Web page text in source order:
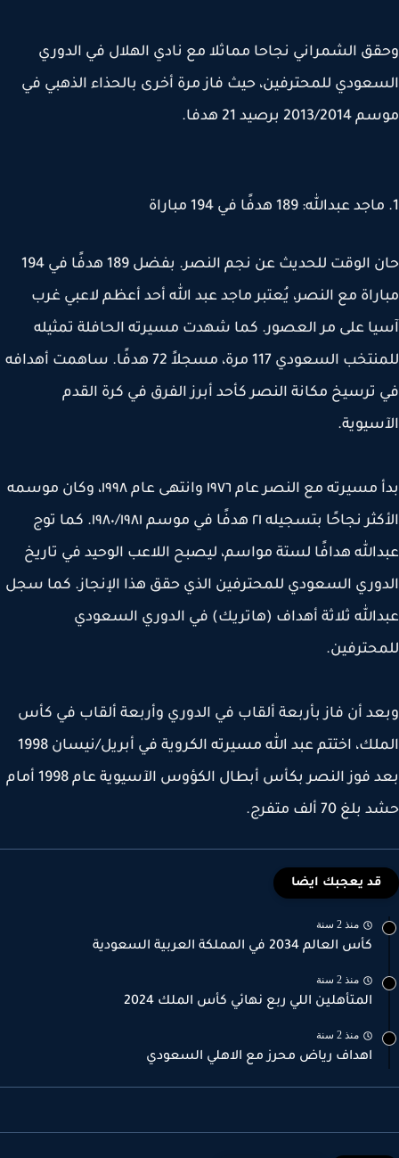
الشمراني نجاحا مماثلا مع نادي الهلال في الدوري
للمحترفين، حيث فاز مرة أخرى بالحذاء الذهبي في
برصيد 21 هدفا.
حان الوقت للحديث عن نجم النصر. بفضل 189 هدفًا في 194
مع النصر، يُعتبر ماجد عبد الله أحد أعظم لاعبي غرب
على مر العصور. كما شهدت مسيرته الحافلة تمثيله
للمنتخب السعودي 117 مرة، مسجلاً 72 هدفًا. ساهمت أهدافه
ترسيخ مكانة النصر كأحد أبرز الفرق في كرة القدم
بدأ مسيرته مع النصر عام ١٩٧٦ وانتهى عام ١٩٩٨، وكان موسمه
الأكثر نجاحًا بتسجيله ٢١ هدفًا في موسم ١٩٨٠/١٩٨١. كما توج
هدافًا لستة مواسم، ليصبح اللاعب الوحيد في تاريخ
السعودي للمحترفين الذي حقق هذا الإنجاز. كما سجل
ثلاثة أهداف (هاتريك) في الدوري السعودي
أن فاز بأربعة ألقاب في الدوري وأربعة ألقاب في كأس
الملك، اختتم عبد الله مسيرته الكروية في أبريل/نيسان 1998
بعد فوز النصر بكأس أبطال الكؤوس الآسيوية عام 1998 أمام
70 ألف متفرج.
قد يعجبك ايضا
منذ 2 سنة
كأس العالم 2034 في المملكة العربية السعودية
منذ 2 سنة
المتأهلين اللي ربع نهائي كأس الملك 2024
منذ 2 سنة
اهداف رياض محرز مع الاهلي السعودي